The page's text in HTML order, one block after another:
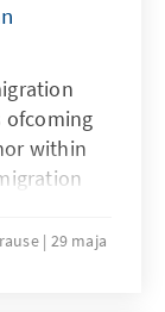
ofcoming
within
29 maja